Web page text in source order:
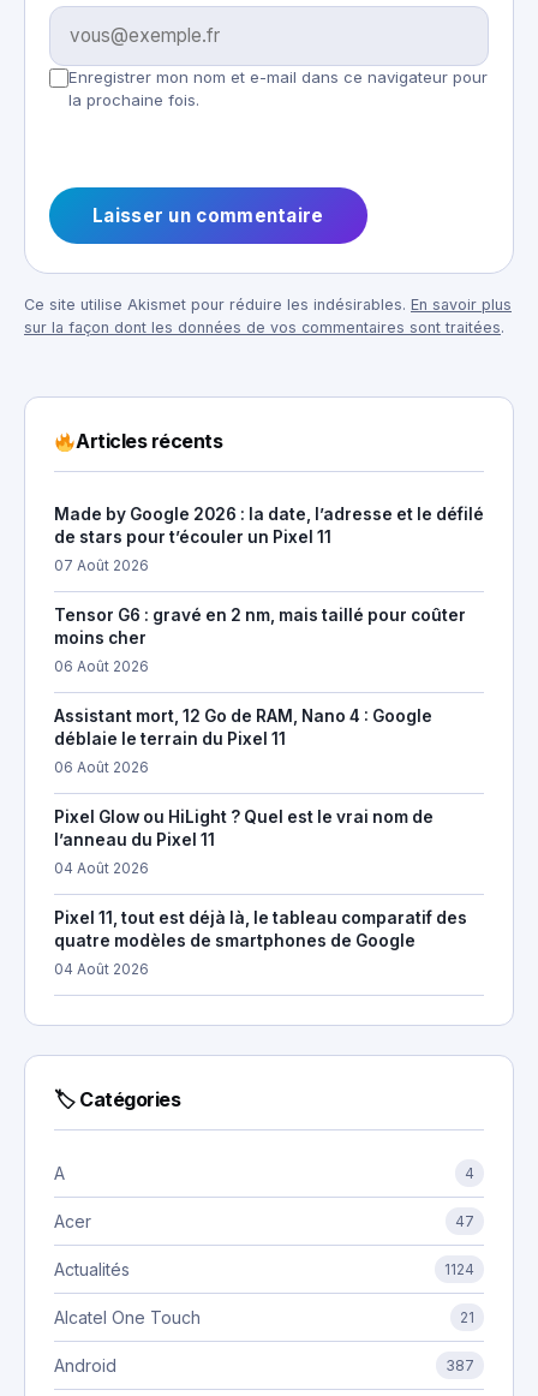
Enregistrer mon nom et e-mail dans ce navigateur pour
la prochaine fois.
Ce site utilise Akismet pour réduire les indésirables. En savoir plus
sur la façon dont les données de vos commentaires sont traitées.
Articles récents
Made by Google 2026 : la date, l’adresse et le défilé
de stars pour t’écouler un Pixel 11
07 Août 2026
Tensor G6 : gravé en 2 nm, mais taillé pour coûter
moins cher
06 Août 2026
Assistant mort, 12 Go de RAM, Nano 4 : Google
déblaie le terrain du Pixel 11
06 Août 2026
Pixel Glow ou HiLight ? Quel est le vrai nom de
l’anneau du Pixel 11
04 Août 2026
Pixel 11, tout est déjà là, le tableau comparatif des
quatre modèles de smartphones de Google
04 Août 2026
🏷 Catégories
A 4
Acer 47
Actualités 1124
Alcatel One Touch 21
Android 387